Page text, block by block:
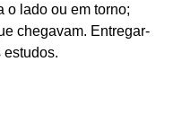
o lado ou em torno;
chegavam. Entregar-
estudos.